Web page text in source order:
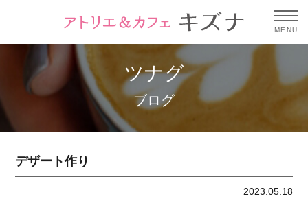
MENU
ツナグ
ブログ
デザート作り
2023.05.18